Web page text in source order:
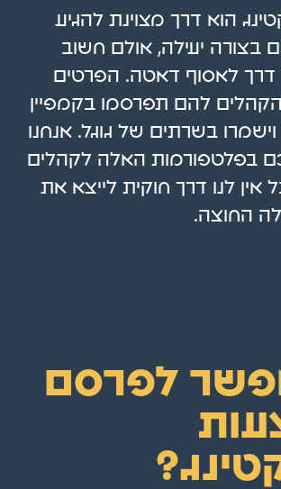
הוא דרך מצוינת להגיע
בצורה יעילה, אולם חשוב
דרך לאסוף דאטה. הפרטים
להם תפרסמו בקמפיין
וישמרו בשרתים של גוגל. אנחנו
בפלטפורמות האלה לקהלים
אין לנו דרך חוקית לייצא את
החוצה.
לפרסם